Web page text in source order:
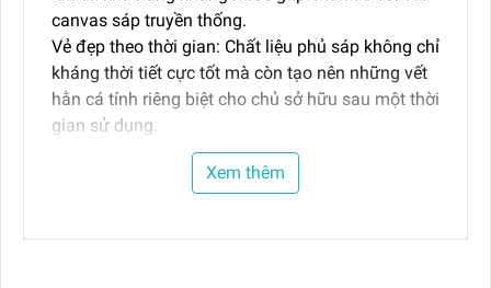
canvas sáp truyền thống.
Vẻ đẹp theo thời gian: Chất liệu phủ sáp không chỉ
kháng thời tiết cực tốt mà còn tạo nên những vết
hằn cá tính riêng biệt cho chủ sở hữu sau một thời
gian sử dụng.
Tiện ích thông minh hỗ trợ di động (On-the-go)
Dù có kích thước nhỏ gọn, Thule vẫn tối ưu hóa
Xem thêm